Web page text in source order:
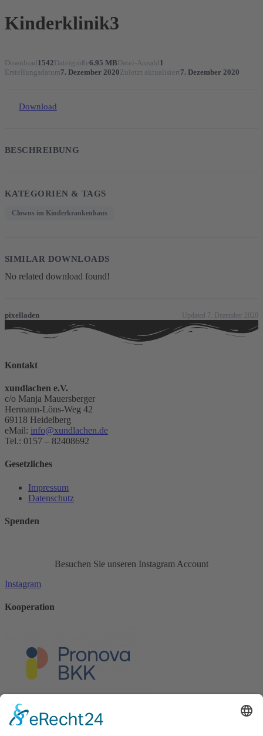
Kinderklinik3
Download1542Dateigröße6.95 MBDatei-Anzahl 1
Erstellungsdatum7. Dezember 2020Zuletzt aktualisiert7. Dezember 2020
Download
BESCHREIBUNG
KATEGORIEN & TAGS
Clowns im Kinderkrankenhaus
SIMILAR DOWNLOADS
No related download found!
pixelladen Updated 7. Dezember 2020
Kontakt
xundlachen e.V.
c/o Manja Mauersberger
Hermann-Löns-Weg 42
69118 Heidelberg
eMail: info@xundlachen.de
Tel.: 0157 – 82408692
Gesetzliches
Impressum
Datenschutz
Spenden
Besuchen Sie unseren Instagram Account
Instagram
Kooperation
Die Pflegekasse der Pronova Betriebskrankenkasse und xundlachen
e.V. sind Kooperationspartner.